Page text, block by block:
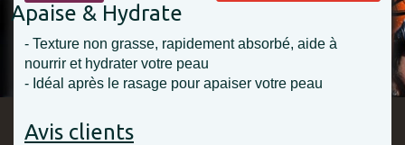
Apaise & Hydrate
- Texture non grasse, rapidement absorbé, aide à
nourrir et hydrater votre peau
- Idéal après le rasage pour apaiser votre peau
Avis clients